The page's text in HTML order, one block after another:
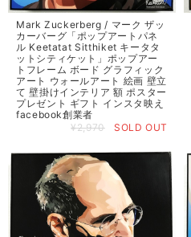
Mark Zuckerberg / マーク ザッ
カーバーグ「ポップアートパネ
ル Keetatat Sitthiket キータタ
ットシティケット」ポップアー
トフレーム ボード グラフィック
アート ウォールアート 絵画 壁立
て 壁掛けインテリア 額 ポスター
プレゼント ギフト インスタ映え
facebook創業者
¥2,970
SOLD OUT